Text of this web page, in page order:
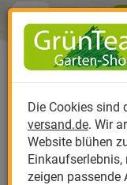
Produktkatalog
Nützlinge
Hersteller
Menü
Erntebeet
Meinungen
Einloggen und
Die Cookies sind
versand.de. Wir
Website blühen
Einkaufserlebnis,
zeigen passende